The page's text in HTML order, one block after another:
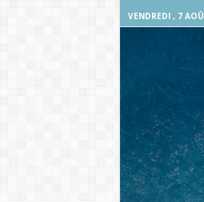
VENDREDI , 7